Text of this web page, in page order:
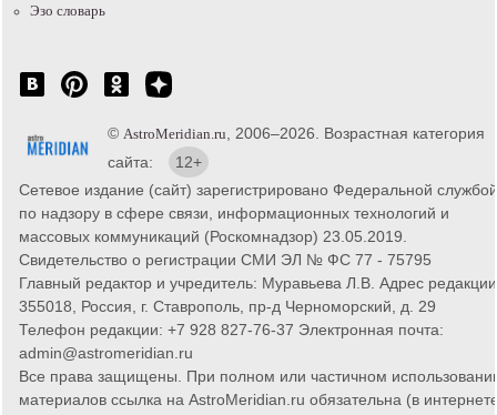
Эзо словарь
© AstroMeridian.ru, 2006–2026. Возрастная категория
сайта:
12+
Сетевое издание (сайт) зарегистрировано Федеральной службой
по надзору в сфере связи, информационных технологий и
массовых коммуникаций (Роскомнадзор) 23.05.2019.
Свидетельство о регистрации СМИ ЭЛ № ФС 77 - 75795
Главный редактор и учредитель: Муравьева Л.В. Адрес
355018, Россия, г. Ставрополь, пр-д Черноморский, д. 29
Телефон редакции: +7 928 827-76-37 Электронная почта:
admin@astromeridian.ru
Все права защищены. При полном или частичном
материалов ссылка на AstroMeridian.ru обязательна (в